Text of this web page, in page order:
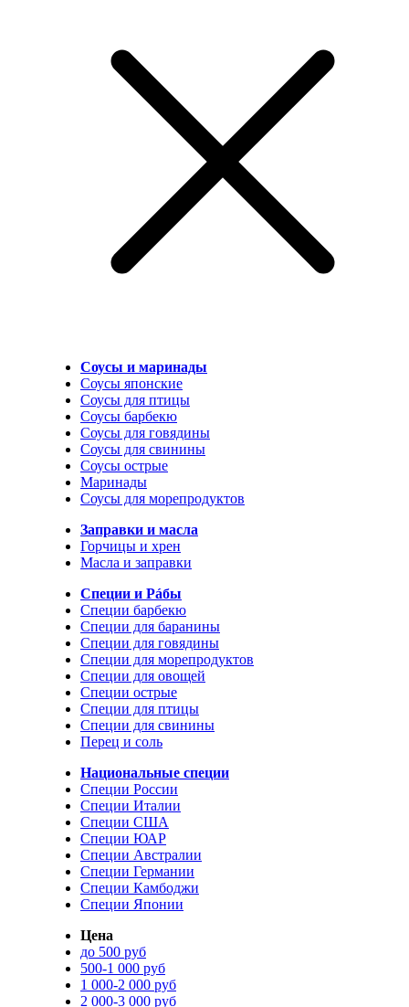
Соусы и маринады
Соусы японские
Соусы для птицы
Соусы барбекю
Соусы для говядины
Соусы для свинины
Соусы острые
Маринады
Соусы для морепродуктов
Заправки и масла
Горчицы и хрен
Масла и заправки
Специи и Рáбы
Специи барбекю
Специи для баранины
Специи для говядины
Специи для морепродуктов
Специи для овощей
Специи острые
Специи для птицы
Специи для свинины
Перец и соль
Национальные специи
Специи России
Специи Италии
Специи США
Специи ЮАР
Специи Австралии
Специи Германии
Специи Камбоджи
Специи Японии
Цена
до 500 руб
500-1 000 руб
1 000-2 000 руб
2 000-3 000 руб